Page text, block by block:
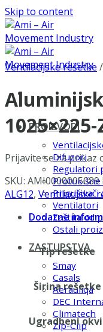
Skip to content
PROIZVODI
Difuzori
Regulatori
Protukišne
Prigušivači
Ventilatori
Zaštita od
Ostali
ZASTUPSTVA
Smay
Casals
Aerauliqa
DEC
Climatech
Zip-Clip
Ventilacijske rešetke /
Prijavite se za prikaz
SKU: AMI0000005089
ALG12, Ventilacijske
Dodatne
Tip rešetke
Širina rešetke
Ugradbeni